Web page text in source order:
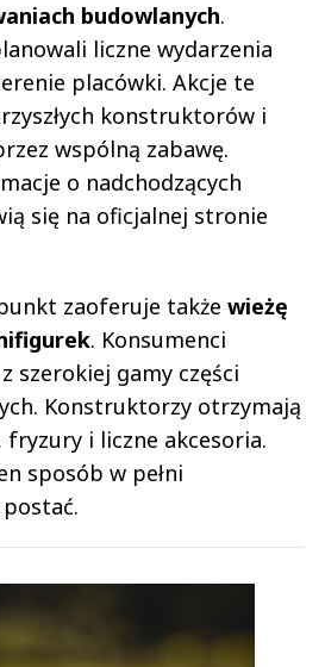
budowlanych.
liczne wydarzenia
placówki. Akcje te
konstruktorów i
wspólną zabawę.
o nadchodzących
się na oficjalnej stronie
zaoferuje także wieżę
. Konsumenci
szerokiej gamy części
Konstruktorzy otrzymają
fryzury i liczne akcesoria.
sposób w pełni